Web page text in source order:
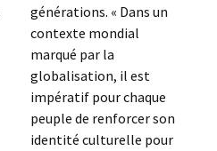
générations. « Dans un
contexte mondial
marqué par la
globalisation, il est
impératif pour chaque
peuple de renforcer son
identité culturelle pour